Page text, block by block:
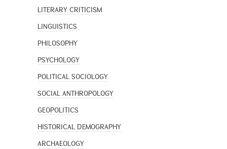
LITERARY CRITICISM
LINGUISTICS
PHILOSOPHY
PSYCHOLOGY
POLITICAL SOCIOLOGY
SOCIAL ANTHROPOLOGY
GEOPOLITICS
HISTORICAL DEMOGRAPHY
ARCHAEOLOGY